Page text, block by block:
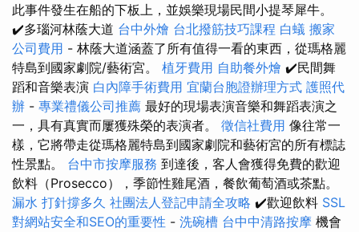
此事件發生在船的下板上，並娛樂現場民間小提琴犀牛。
✔️多瑙河林蔭大道 台中外燴 台北撥筋技巧課程 白蟻 搬家
公司費用 - 林蔭大道涵蓋了所有值得一看的東西，從瑪格麗
特島到國家劇院/藝術宮。 植牙費用 自助餐外燴 ✔️民間舞
蹈和音樂表演 白內障手術費用 宜蘭台胞證辦理方式 護照代
辦 - 專業禮儀公司推薦 最好的現場表演音樂和舞蹈表演之
一，具有真實而屢獲殊榮的表演者。 徵信社費用 像往常一
樣，它將帶走從瑪格麗特島到國家劇院和藝術宮的所有標誌
性景點。 台中市按摩服務 到達後，客人會獲得免費的歡迎
飲料（Prosecco），季節性雞尾酒，餐飲葡萄酒或茶點。
漏水 打針撐多久 社團法人登記申請全攻略 ✔️歡迎飲料 SSL
對網站安全和SEO的重要性 - 洗碗槽 台中中清路按摩 機會